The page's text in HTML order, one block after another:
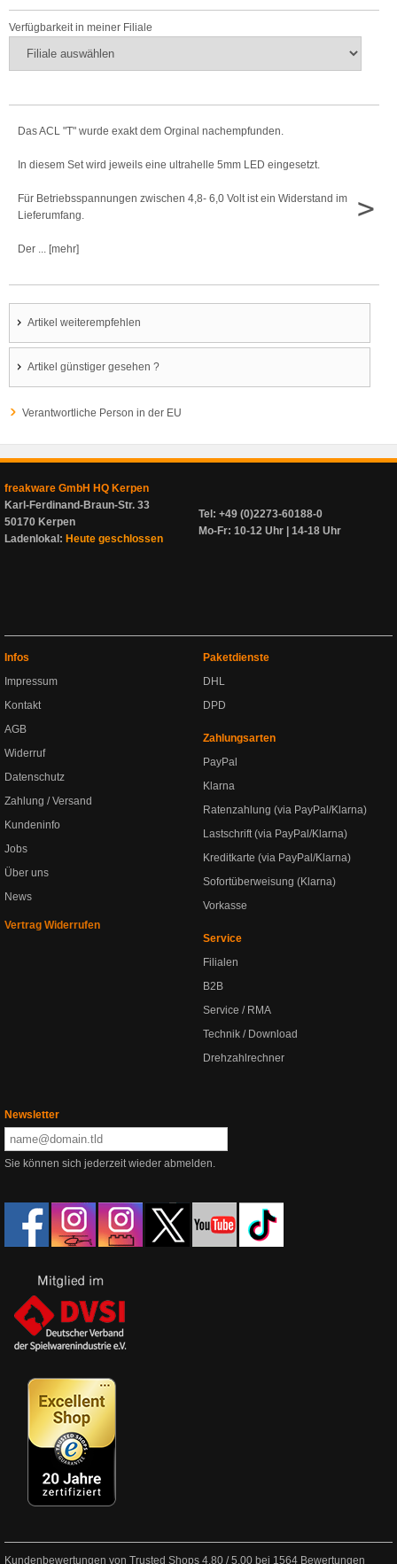
Verfügbarkeit in meiner Filiale
Das ACL "T" wurde exakt dem Orginal nachempfunden.
In diesem Set wird jeweils eine ultrahelle 5mm LED eingesetzt.
Für Betriebsspannungen zwischen 4,8- 6,0 Volt ist ein Widerstand im
Lieferumfang.
Der ... [mehr]
>
Artikel weiterempfehlen
Artikel günstiger gesehen ?
Verantwortliche Person in der EU
freakware GmbH HQ Kerpen
Karl-Ferdinand-Braun-Str. 33
50170 Kerpen
Ladenlokal: Heute geschlossen
Tel: +49 (0)2273-60188-0
Mo-Fr: 10-12 Uhr | 14-18 Uhr
Infos
Impressum
Kontakt
AGB
Widerruf
Datenschutz
Zahlung / Versand
Kundeninfo
Jobs
Über uns
News
Vertrag Widerrufen
Paketdienste
DHL
DPD
Zahlungsarten
PayPal
Klarna
Ratenzahlung (via PayPal/Klarna)
Lastschrift (via PayPal/Klarna)
Kreditkarte (via PayPal/Klarna)
Sofortüberweisung (Klarna)
Vorkasse
Service
Filialen
B2B
Service / RMA
Technik / Download
Drehzahlrechner
Newsletter
Sie können sich jederzeit wieder abmelden.
Kundenbewertungen von Trusted Shops 4.80 /5.00 bei 1564 Bewertungen